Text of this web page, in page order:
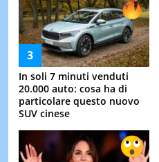
In soli 7 minuti venduti
20.000 auto: cosa ha di
particolare questo nuovo
SUV cinese